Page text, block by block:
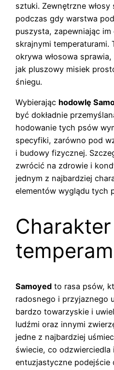
sztuki. Zewnętrzne włosy
podczas gdy warstwa
puszysta, zapewniając
skrajnymi temperaturami.
okrywa włosowa sprawia,
jak pluszowy misiek
śniegu.
Wybierając hodowlę
być dokładnie
hodowanie tych psów
specyfiki, zarówno pod
i budowy fizycznej.
zwrócić na zdrowie i
jednym z najbardziej
elementów wyglądu tych
Samoyed to rasa psów,
radosnego i przyjaznego
bardzo towarzyskie i
ludźmi oraz innymi
jedne z najbardziej
świecie, co
entuzjastyczne podejście